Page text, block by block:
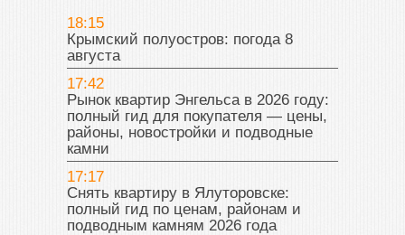
18:15
Крымский полуостров: погода 8
августа
17:42
Рынок квартир Энгельса в 2026 году:
полный гид для покупателя — цены,
районы, новостройки и подводные
камни
17:17
Снять квартиру в Ялуторовске:
полный гид по ценам, районам и
подводным камням 2026 года